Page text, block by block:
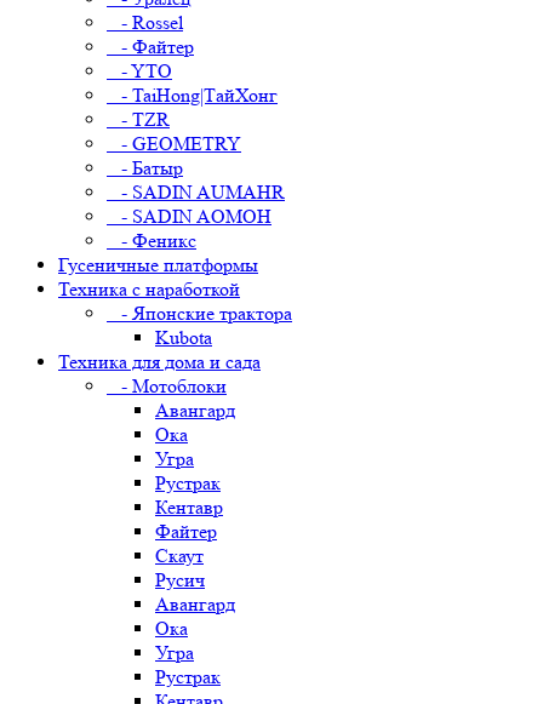
- Rossel
- Файтер
- YTO
- TaiHong|ТайХонг
- TZR
- GEOMETRY
- Батыр
- SADIN AUMAHR
- SADIN AOMOH
- Феникс
Гусеничные платформы
Техника с наработкой
- Японские трактора
Kubota
Техника для дома и сада
- Мотоблоки
Авангард
Ока
Угра
Рустрак
Кентавр
Файтер
Скаут
Русич
Авангард
Ока
Угра
Рустрак